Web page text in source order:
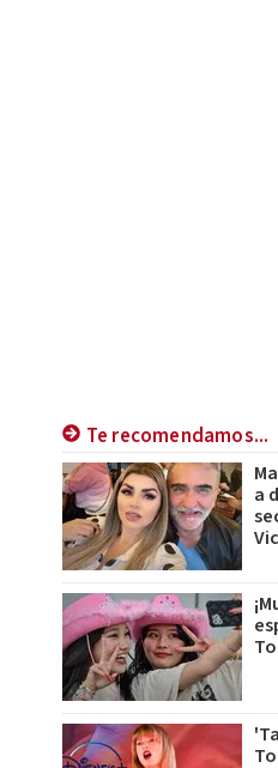
Te recomendamos...
a